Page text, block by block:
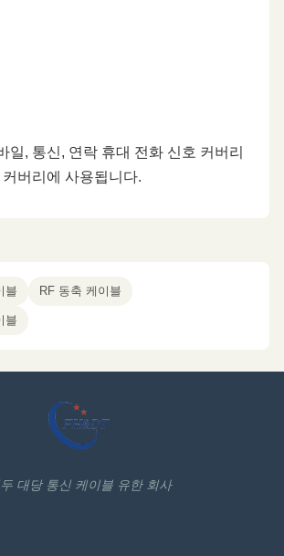
일, 통신, 연락 휴대 전화 신호 커버리
버리에 사용됩니다.
블 RF 동축 케이블
블
대당 통신 케이블 유한 회사